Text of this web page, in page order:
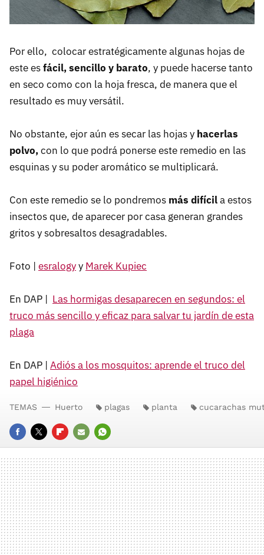
Por ello, colocar estratégicamente algunas hojas de
este esfácil, sencillo y barato, y puede hacerse tanto
en seco como con la hoja fresca, de manera que el
resultado es muy versátil.
No obstante, ejor aún es secar las hojas y hacerlas
polvo,con lo que podrá ponerse este remedio en las
esquinas y su poder aromático se multiplicará.
Con este remedio se lo pondremos más difícila estos
insectos que, de aparecer por casa generan grandes
gritos y sobresaltos desagradables.
Foto | esralogyy Marek Kupiec
En DAP | Las hormigas desaparecen en segundos: el
truco más sencillo y eficaz para salvar tu jardín de esta
plaga
En DAP | Adiós a los mosquitos: aprende el truco del
papel higiénico
FACEBOOK
TWITTERFLIPBOARD
E-
MAIL
WHATSAPP
TEMAS Huerto plagas planta cucarachas